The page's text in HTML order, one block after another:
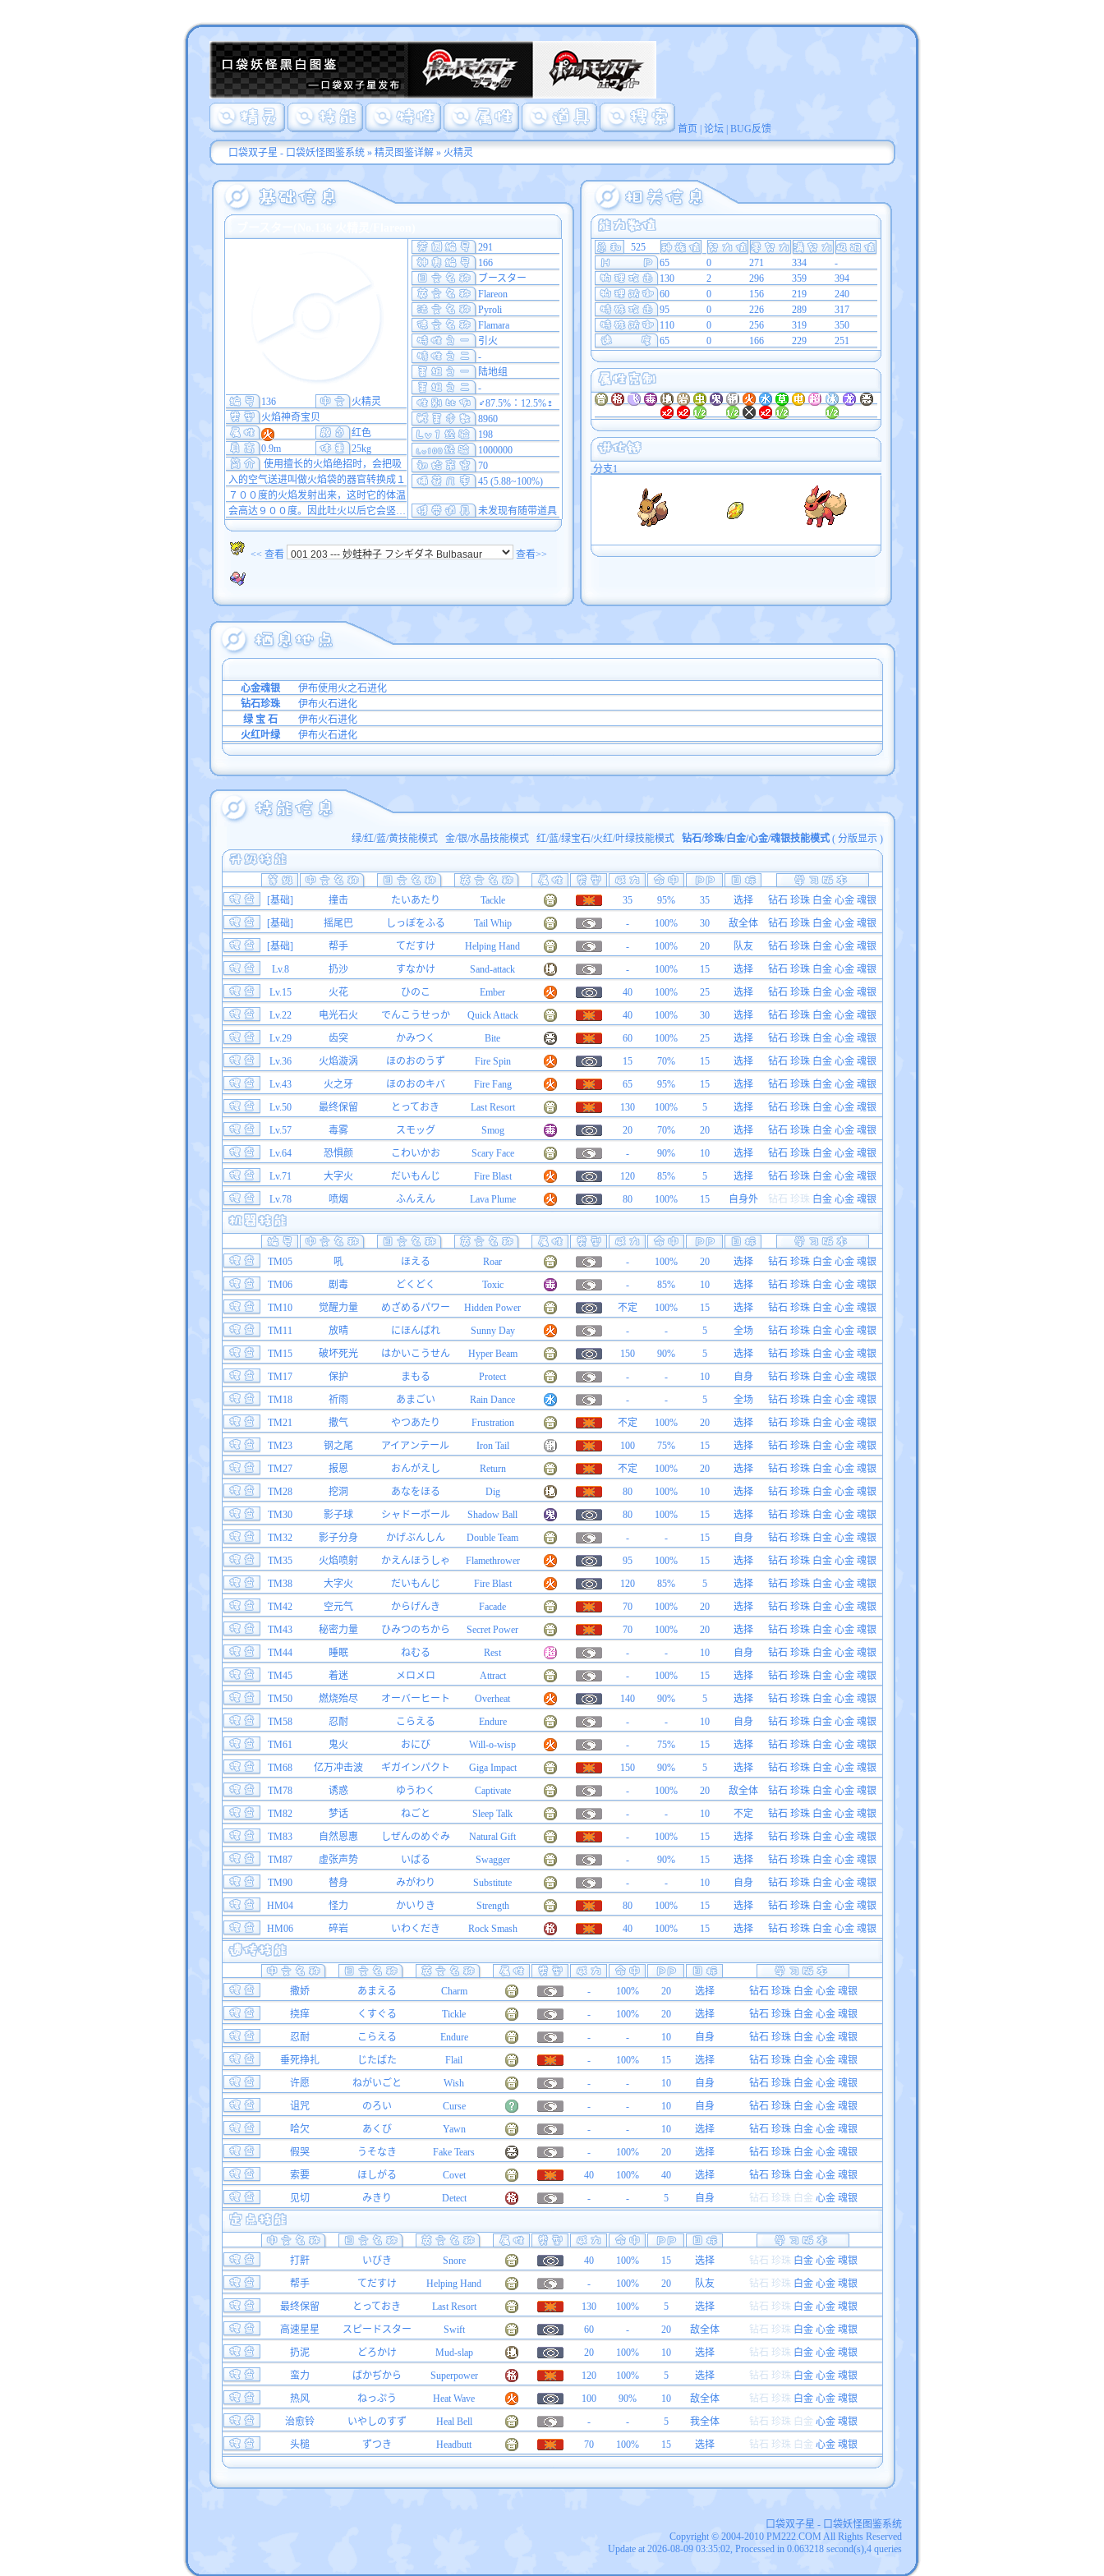
首页 论坛| BUG反馈
口袋双子星 - 口袋妖怪图鉴系统» 精灵图鉴详解» 火精灵
291
166
ブースター
Flareon
Pyroli
Flamara
引火
-
陆地组
-
♂87.5%∶12.5%♀
8960
198
1000000
70
45 (5.88~100%)
未发现有随带道具
136
火精灵
火焰神奇宝贝
红色
0.9m
25kg
使用擅长的火焰绝招时，会把吸
入的空气送进叫做火焰袋的器官转换成１
７００度的火焰发射出来，这时它的体温
会高达９００度。因此吐火以后它会竖…
<< 查看 查看>>
525
65
0 271 334
-
130
2 296 359
394
60
0 156 219
240
95
0 226 289
317
110
0 256 319
350
65
0 166 229 251
分支1
心金魂银
伊布使用火之石进化
钻石珍珠
伊布火石进化
绿 宝 石
伊布火石进化
火红叶绿
伊布火石进化
绿/红/蓝/黄技能模式 金/银/水晶技能模式 红/蓝/绿宝石/火红/叶绿技能模式 钻石/珍珠/白金/心金/魂银技能模式( 分版显示)
[基础] 撞击 たいあたり Tackle 35 95% 35 选择
钻石 珍珠 白金 心金 魂银
[基础]
摇尾巴 しっぽをふる Tail Whip - 100% 30 敌全体
钻石 珍珠 白金 心金 魂银
[基础]
帮手 てだすけ Helping Hand - 100% 20 队友
钻石 珍珠 白金 心金 魂银
Lv.8
扔沙 すなかけ Sand-attack - 100% 15 选择
钻石 珍珠 白金 心金 魂银
Lv.15
火花 ひのこ Ember 40 100% 25 选择
钻石 珍珠 白金 心金 魂银
Lv.22
电光石火 でんこうせっか Quick Attack 40 100% 30 选择
钻石 珍珠 白金 心金 魂银
Lv.29
齿突 かみつく Bite 60 100% 25 选择
钻石 珍珠 白金 心金 魂银
Lv.36
火焰漩涡 ほのおのうず Fire Spin 15 70% 15 选择
钻石 珍珠 白金 心金 魂银
Lv.43
火之牙 ほのおのキバ Fire Fang 65 95% 15 选择
钻石 珍珠 白金 心金 魂银
Lv.50
最终保留 とっておき Last Resort 130 100% 5 选择
钻石 珍珠 白金 心金 魂银
Lv.57
毒雾 スモッグ Smog 20 70% 20 选择
钻石 珍珠 白金 心金 魂银
Lv.64
恐惧颜 こわいかお Scary Face - 90% 10 选择
钻石 珍珠 白金 心金 魂银
Lv.71
大字火 だいもんじ Fire Blast 120 85% 5 选择
钻石 珍珠 白金 心金 魂银
Lv.78
喷烟 ふんえん Lava Plume 80 100% 15 自身外 钻石 珍珠 白金 心金 魂银
TM05 吼 ほえる Roar - 100% 20 选择
钻石 珍珠 白金 心金 魂银
TM06
剧毒 どくどく Toxic - 85% 10 选择
钻石 珍珠 白金 心金 魂银
TM10
觉醒力量 めざめるパワー Hidden Power 不定 100% 15 选择
钻石 珍珠 白金 心金 魂银
TM11
放晴 にほんばれ Sunny Day - - 5 全场
钻石 珍珠 白金 心金 魂银
TM15
破坏死光 はかいこうせん Hyper Beam 150 90% 5 选择
钻石 珍珠 白金 心金 魂银
TM17
保护 まもる Protect - - 10 自身
钻石 珍珠 白金 心金 魂银
TM18
祈雨 あまごい Rain Dance - - 5 全场
钻石 珍珠 白金 心金 魂银
TM21
撒气 やつあたり Frustration 不定 100% 20 选择
钻石 珍珠 白金 心金 魂银
TM23
钢之尾 アイアンテール Iron Tail 100 75% 15 选择
钻石 珍珠 白金 心金 魂银
TM27
报恩 おんがえし Return 不定 100% 20 选择
钻石 珍珠 白金 心金 魂银
TM28
挖洞 あなをほる Dig 80 100% 10 选择
钻石 珍珠 白金 心金 魂银
TM30
影子球 シャドーボール Shadow Ball 80 100% 15 选择
钻石 珍珠 白金 心金 魂银
TM32
影子分身 かげぶんしん Double Team - - 15 自身
钻石 珍珠 白金 心金 魂银
TM35
火焰喷射 かえんほうしゃ Flamethrower 95 100% 15 选择
钻石 珍珠 白金 心金 魂银
TM38
大字火 だいもんじ Fire Blast 120 85% 5 选择
钻石 珍珠 白金 心金 魂银
TM42
空元气 からげんき Facade 70 100% 20 选择
钻石 珍珠 白金 心金 魂银
TM43
秘密力量 ひみつのちから Secret Power 70 100% 20 选择
钻石 珍珠 白金 心金 魂银
TM44
睡眠 ねむる Rest - - 10 自身
钻石 珍珠 白金 心金 魂银
TM45
着迷 メロメロ Attract - 100% 15 选择
钻石 珍珠 白金 心金 魂银
TM50
燃烧殆尽 オーバーヒート Overheat 140 90% 5 选择
钻石 珍珠 白金 心金 魂银
TM58
忍耐 こらえる Endure - - 10 自身
钻石 珍珠 白金 心金 魂银
TM61
鬼火 おにび Will-o-wisp - 75% 15 选择
钻石 珍珠 白金 心金 魂银
TM68
亿万冲击波 ギガインパクト Giga Impact 150 90% 5 选择
钻石 珍珠 白金 心金 魂银
TM78
诱惑 ゆうわく Captivate - 100% 20 敌全体
钻石 珍珠 白金 心金 魂银
TM82
梦话 ねごと Sleep Talk - - 10 不定
钻石 珍珠 白金 心金 魂银
TM83
自然恩惠 しぜんのめぐみ Natural Gift - 100% 15 选择
钻石 珍珠 白金 心金 魂银
TM87
虚张声势 いばる Swagger - 90% 15 选择
钻石 珍珠 白金 心金 魂银
TM90
替身 みがわり Substitute - - 10 自身
钻石 珍珠 白金 心金 魂银
HM04
怪力 かいりき Strength 80 100% 15 选择
钻石 珍珠 白金 心金 魂银
HM06
碎岩 いわくだき Rock Smash 40 100% 15 选择 钻石 珍珠 白金 心金 魂银
撒娇 あまえる Charm - 100% 20 选择
钻石 珍珠 白金 心金 魂银
挠痒
くすぐる Tickle - 100% 20 选择
钻石 珍珠 白金 心金 魂银
忍耐
こらえる Endure - - 10 自身
钻石 珍珠 白金 心金 魂银
垂死挣扎
じたばた Flail - 100% 15 选择
钻石 珍珠 白金 心金 魂银
许愿
ねがいごと Wish - - 10 自身
钻石 珍珠 白金 心金 魂银
诅咒
のろい Curse - - 10 自身
钻石 珍珠 白金 心金 魂银
哈欠
あくび Yawn - - 10 选择
钻石 珍珠 白金 心金 魂银
假哭
うそなき Fake Tears - 100% 20 选择
钻石 珍珠 白金 心金 魂银
索要
ほしがる Covet 40 100% 40 选择
钻石 珍珠 白金 心金 魂银
见切
みきり Detect - - 5 自身 钻石 珍珠 白金 心金 魂银
打鼾 いびき Snore 40 100% 15 选择 钻石 珍珠 白金 心金 魂银
帮手
てだすけ Helping Hand - 100% 20 队友 钻石 珍珠 白金 心金 魂银
最终保留
とっておき Last Resort 130 100% 5 选择 钻石 珍珠 白金 心金 魂银
高速星星
スピードスター Swift 60 - 20 敌全体 钻石 珍珠 白金 心金 魂银
扔泥
どろかけ Mud-slap 20 100% 10 选择 钻石 珍珠 白金 心金 魂银
蛮力
ばかぢから Superpower 120 100% 5 选择 钻石 珍珠 白金 心金 魂银
热风
ねっぷう Heat Wave 100 90% 10 敌全体 钻石 珍珠 白金 心金 魂银
治愈铃
いやしのすず Heal Bell - - 5 我全体 钻石 珍珠 白金 心金 魂银
头槌
ずつき Headbutt 70 100% 15 选择 钻石 珍珠 白金 心金 魂银
口袋双子星 - 口袋妖怪图鉴系统
Copyright © 2004-2010 PM222.COM All Rights Reserved
Update at 2026-08-09 03:35:02, Processed in 0.063218 second(s),4 queries